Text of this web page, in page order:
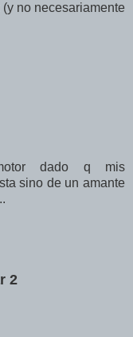
no necesariamente
dado q mis
sino de un amante
2